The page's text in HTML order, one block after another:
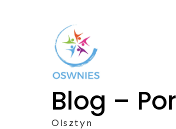
Blog –
Olsztyn